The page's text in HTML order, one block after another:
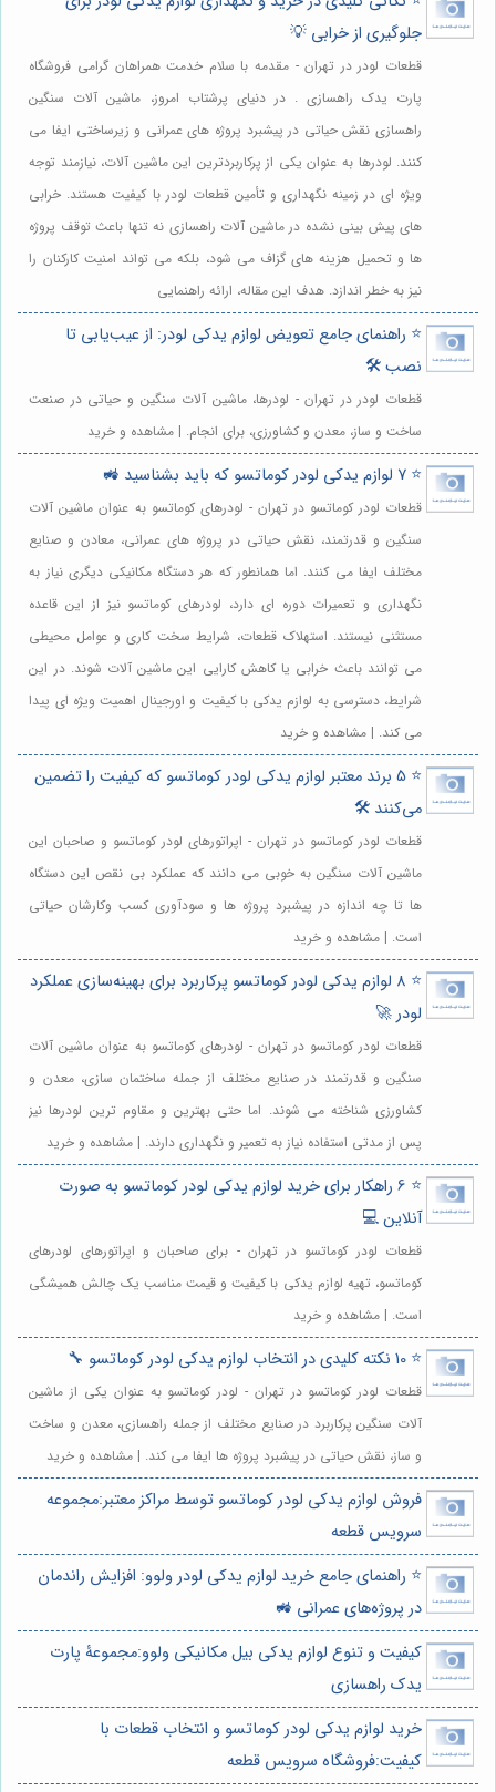
جلوگیری از خرابی 💡
قطعات لودر در تهران - مقدمه با سلام خدمت همراهان گرامی فروشگاه
پارت یدک راهسازی . در دنیای پرشتاب امروز، ماشین آلات سنگین
راهسازی نقش حیاتی در پیشبرد پروژه های عمرانی و زیرساختی ایفا می
کنند. لودرها به عنوان یکی از پرکاربردترین این ماشین آلات، نیازمند توجه
ویژه ای در زمینه نگهداری و تأمین قطعات لودر با کیفیت هستند. خرابی
های پیش بینی نشده در ماشین آلات راهسازی نه تنها باعث توقف پروژه
ها و تحمیل هزینه های گزاف می شود، بلکه می تواند امنیت کارکنان را
نیز به خطر اندازد. هدف این مقاله، ارائه راهنمایی
⭐️ راهنمای جامع تعویض لوازم یدکی لودر: از عیب‌یابی تا
نصب 🛠️
قطعات لودر در تهران - لودرها، ماشین آلات سنگین و حیاتی در صنعت
ساخت و ساز، معدن و کشاورزی، برای انجام. | مشاهده و خرید
⭐️ 7 لوازم یدکی لودر کوماتسو که باید بشناسید 🚜
قطعات لودر کوماتسو در تهران - لودرهای کوماتسو به عنوان ماشین آلات
سنگین و قدرتمند، نقش حیاتی در پروژه های عمرانی، معادن و صنایع
مختلف ایفا می کنند. اما همانطور که هر دستگاه مکانیکی دیگری نیاز به
نگهداری و تعمیرات دوره ای دارد، لودرهای کوماتسو نیز از این قاعده
مستثنی نیستند. استهلاک قطعات، شرایط سخت کاری و عوامل محیطی
می توانند باعث خرابی یا کاهش کارایی این ماشین آلات شوند. در این
شرایط، دسترسی به لوازم یدکی با کیفیت و اورجینال اهمیت ویژه ای پیدا
می کند. | مشاهده و خرید
⭐️ 5 برند معتبر لوازم یدکی لودر کوماتسو که کیفیت را تضمین
می‌کنند 🛠️
قطعات لودر کوماتسو در تهران - اپراتورهای لودر کوماتسو و صاحبان این
ماشین آلات سنگین به خوبی می دانند که عملکرد بی نقص این دستگاه
ها تا چه اندازه در پیشبرد پروژه ها و سودآوری کسب وکارشان حیاتی
است. | مشاهده و خرید
⭐️ 8 لوازم یدکی لودر کوماتسو پرکاربرد برای بهینه‌سازی عملکرد
لودر 🚀
قطعات لودر کوماتسو در تهران - لودرهای کوماتسو به عنوان ماشین آلات
سنگین و قدرتمند در صنایع مختلف از جمله ساختمان سازی، معدن و
کشاورزی شناخته می شوند. اما حتی بهترین و مقاوم ترین لودرها نیز
پس از مدتی استفاده نیاز به تعمیر و نگهداری دارند. | مشاهده و خرید
⭐️ 6 راهکار برای خرید لوازم یدکی لودر کوماتسو به صورت
آنلاین 💻
قطعات لودر کوماتسو در تهران - برای صاحبان و اپراتورهای لودرهای
کوماتسو، تهیه لوازم یدکی با کیفیت و قیمت مناسب یک چالش همیشگی
است. | مشاهده و خرید
⭐️ 10 نکته کلیدی در انتخاب لوازم یدکی لودر کوماتسو 🔧
قطعات لودر کوماتسو در تهران - لودر کوماتسو به عنوان یکی از ماشین
آلات سنگین پرکاربرد در صنایع مختلف از جمله راهسازی، معدن و ساخت
و ساز، نقش حیاتی در پیشبرد پروژه ها ایفا می کند. | مشاهده و خرید
فروش لوازم یدکی لودر کوماتسو توسط مراکز معتبر:مجموعه
سرویس قطعه
⭐️ راهنمای جامع خرید لوازم یدکی لودر ولوو: افزایش راندمان
در پروژه‌های عمرانی 🚜
کیفیت و تنوع لوازم یدکی بیل مکانیکی ولوو:مجموعۀ پارت
یدک راهسازی
خرید لوازم یدکی لودر کوماتسو و انتخاب قطعات با
کیفیت:فروشگاه سرویس قطعه